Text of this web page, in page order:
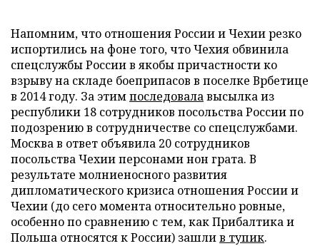
Напомним, что отношения России и Чехии резко
испортились на фоне того, что Чехия обвинила
спецслужбы России в якобы причастности ко
взрыву на складе боеприпасов в поселке Врбетице
в 2014 году. За этимпоследовалавысылка из
республики 18 сотрудников посольства России по
подозрению в сотрудничестве со спецслужбами.
Москва в ответ объявила 20 сотрудников
посольства Чехии персонами нон грата. В
результате молниеносного развития
дипломатического кризиса отношения России и
Чехии (до сего момента относительно ровные,
особенно по сравнению с тем, как Прибалтика и
Польша относятся к России) зашлив тупик.